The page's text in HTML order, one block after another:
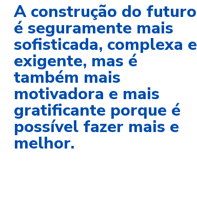
A construção do futuro
é seguramente mais
sofisticada, complexa e
exigente, mas é
também mais
motivadora e mais
gratificante porque é
possível fazer mais e
melhor.